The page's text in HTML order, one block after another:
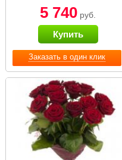
Заказать в один клик
наилучшими
пожеланиями»
5 740 руб.
Купить